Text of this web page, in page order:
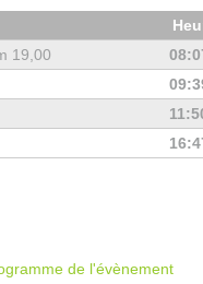
19,00
de l'évènement